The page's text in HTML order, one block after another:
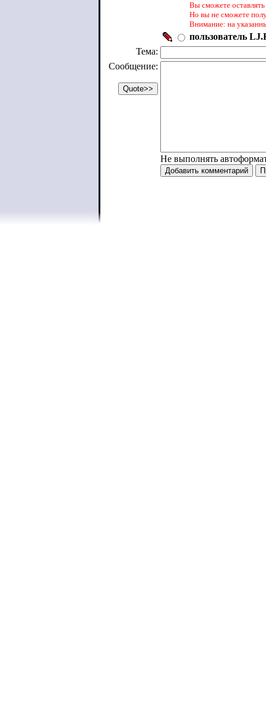
Вы сможете
Но вы не сможете
Внимание: на
пользователь
Тема:
Сообщение:
Не выполнять